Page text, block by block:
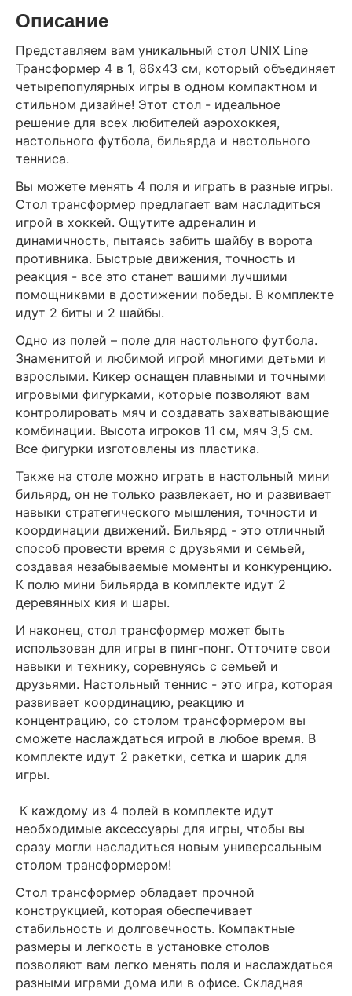
Описание
Представляем вам уникальный стол UNIX Line
Трансформер 4 в 1, 86х43 cм, который объединяет
четырепопулярных игры в одном компактном и
стильном дизайне! Этот стол - идеальное
решение для всех любителей аэрохоккея,
настольного футбола, бильярда и настольного
тенниса.
Вы можете менять 4 поля и играть в разные игры.
Стол трансформер предлагает вам насладиться
игрой в хоккей. Ощутите адреналин и
динамичность, пытаясь забить шайбу в ворота
противника. Быстрые движения, точность и
реакция - все это станет вашими лучшими
помощниками в достижении победы. В комплекте
идут 2 биты и 2 шайбы.
Одно из полей – поле для настольного футбола.
Знаменитой и любимой игрой многими детьми и
взрослыми. Кикер оснащен плавными и точными
игровыми фигурками, которые позволяют вам
контролировать мяч и создавать захватывающие
комбинации. Высота игроков 11 см, мяч 3,5 см.
Все фигурки изготовлены из пластика.
Также на столе можно играть в настольный мини
бильярд, он не только развлекает, но и развивает
навыки стратегического мышления, точности и
координации движений. Бильярд - это отличный
способ провести время с друзьями и семьей,
создавая незабываемые моменты и конкуренцию.
К полю мини бильярда в комплекте идут 2
деревянных кия и шары.
И наконец, стол трансформер может быть
использован для игры в пинг-понг. Отточите свои
навыки и технику, соревнуясь с семьей и
друзьями. Настольный теннис - это игра, которая
развивает координацию, реакцию и
концентрацию, со столом трансформером вы
сможете наслаждаться игрой в любое время. В
комплекте идут 2 ракетки, сетка и шарик для
игры.
К каждому из 4 полей в комплекте идут
необходимые аксессуары для игры, чтобы вы
сразу могли насладиться новым универсальным
столом трансформером!
Стол трансформер обладает прочной
конструкцией, которая обеспечивает
стабильность и долговечность. Компактные
размеры и легкость в установке столов
позволяют вам легко менять поля и наслаждаться
разными играми дома или в офисе. Складная